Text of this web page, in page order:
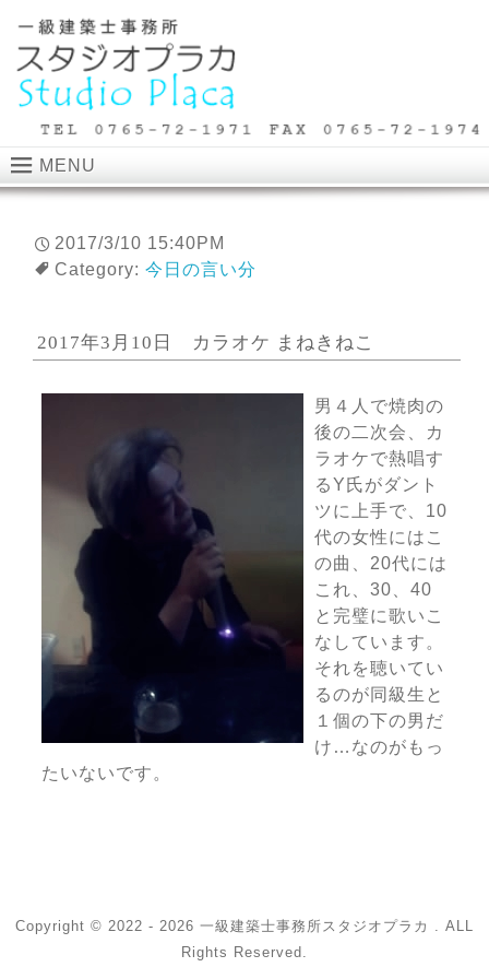
MENU
2017/3/10 15:40PM
Category: 今日の言い分
2017年3月10日 カラオケ まねきねこ
男４人で焼肉の
後の二次会、カ
ラオケで熱唱す
るY氏がダント
ツに上手で、10
代の女性にはこ
の曲、20代には
これ、30、40
と完璧に歌いこ
なしています。
それを聴いてい
るのが同級生と
１個の下の男だ
け…なのがもっ
たいないです。
Copyright © 2022 - 2026 一級建築士事務所スタジオプラカ . ALL
Rights Reserved.